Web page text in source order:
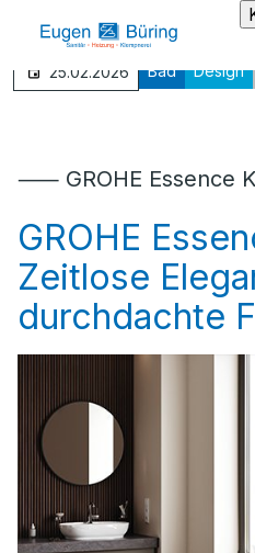
25.02.2026 Bad Design
⸺ GROHE Essence
GROHE
Zeitlose
durchdachte